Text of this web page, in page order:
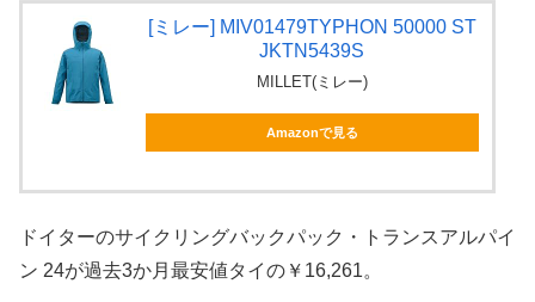
[ミレー] MIV01479TYPHON 50000 ST
JKTN5439S
MILLET(ミレー)
Amazonで見る
ドイターのサイクリングバックパック・トランスアルパイ
ン 24が過去3か月最安値タイの￥16,261。